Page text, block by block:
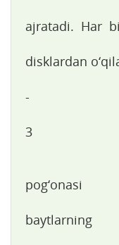
ajratadi. Har
disklardan
-
3
pog‘onasi
baytlarning